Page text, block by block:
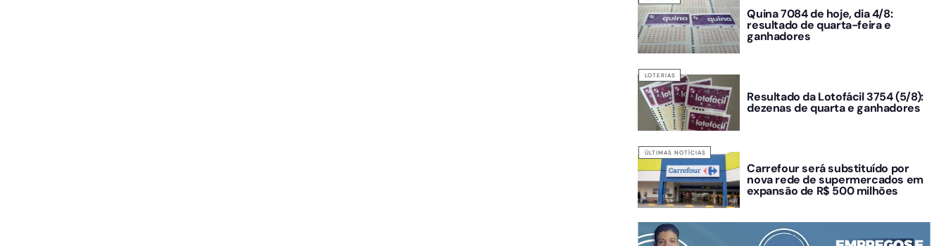
Quina 7084 de hoje, dia 4/8:
resultado de quarta-feira e
ganhadores
LOTERIAS
Resultado da Lotofácil 3754 (5/8):
dezenas de quarta e ganhadores
ÚLTIMAS NOTÍCIAS
Carrefour será substituído por
nova rede de supermercados em
expansão de R$ 500 milhões